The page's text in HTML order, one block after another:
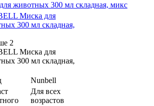
животных 300 мл складная, микс
Миска для
300 мл складная,
2
Миска для
300 мл складная,
Nunbell
Для всех
возрастов